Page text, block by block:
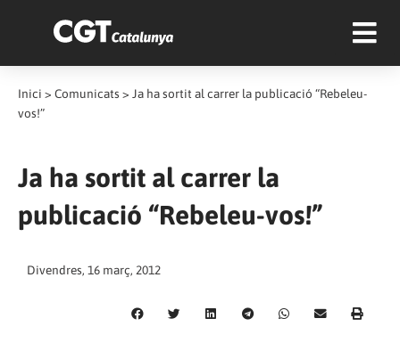
Inici > Comunicats > Ja ha sortit al carrer la publicació “Rebeleu-
vos!”
Ja ha sortit al carrer la
publicació “Rebeleu-vos!”
Divendres, 16 març, 2012